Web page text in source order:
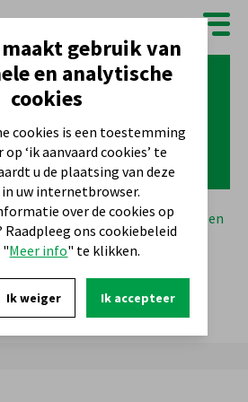
College van burgemeester en
Driejarenplan 2019 – 2021
2019 –
maakt gebruik van
en analytische
cookies
cookies is een toestemming
‘ik aanvaard cookies’ te
u de plaatsing van deze
uw internetbrowser.
over de cookies op
Raadpleeg ons cookiebeleid
"Meer info" te klikken.
Ik weiger Ik accepteer